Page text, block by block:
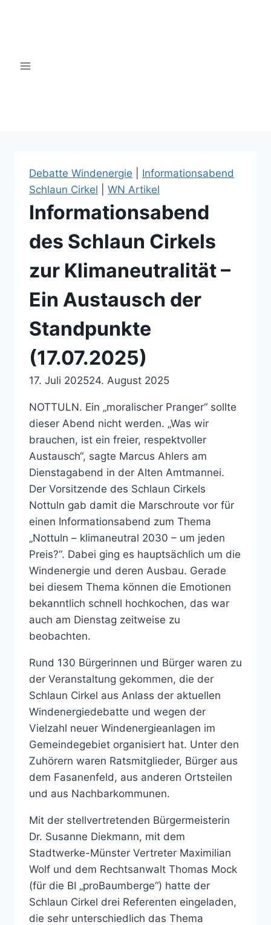
Debatte Windenergie
Informationsabend
Schlaun Cirkel
WN Artikel
Informationsabend
des Schlaun Cirkels
zur Klimaneutralität –
Ein Austausch der
Standpunkte
(17.07.2025)
17. Juli 202524. August 2025
NOTTULN. Ein „moralischer Pranger“ sollte
dieser Abend nicht werden. „Was wir
brauchen, ist ein freier, respektvoller
Austausch“, sagte Marcus Ahlers am
Dienstagabend in der Alten Amtmannei.
Der Vorsitzende des Schlaun Cirkels
Nottuln gab damit die Marschroute vor für
einen Informationsabend zum Thema
„Nottuln – klimaneutral 2030 – um jeden
Preis?“. Dabei ging es hauptsächlich um die
Windenergie und deren Ausbau. Gerade
bei diesem Thema können die Emotionen
bekanntlich schnell hochkochen, das war
auch am Dienstag zeitweise zu
beobachten.
Rund 130 Bürgerinnen und Bürger waren zu
der Veranstaltung gekommen, die der
Schlaun Cirkel aus Anlass der aktuellen
Windenergiedebatte und wegen der
Vielzahl neuer Windenergieanlagen im
Gemeindegebiet organisiert hat. Unter den
Zuhörern waren Ratsmitglieder, Bürger aus
dem Fasanenfeld, aus anderen Ortsteilen
und aus Nachbarkommunen.
Mit der stellvertretenden Bürgermeisterin
Dr. Susanne Diekmann, mit dem
Stadtwerke-Münster Vertreter Maximilian
Wolf und dem Rechtsanwalt Thomas Mock
(für die BI „proBaumberge“) hatte der
Schlaun Cirkel drei Referenten eingeladen,
die sehr unterschiedlich das Thema